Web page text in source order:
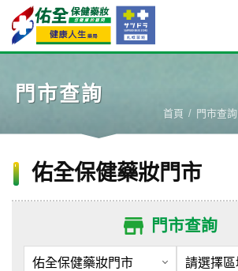
門市查詢
首頁 門市查詢
佑全保健藥妝門市
門市查詢